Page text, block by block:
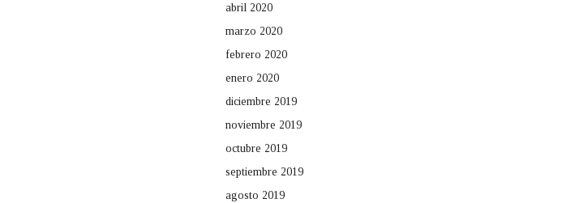
abril 2020
marzo 2020
febrero 2020
enero 2020
diciembre 2019
noviembre 2019
octubre 2019
septiembre 2019
agosto 2019